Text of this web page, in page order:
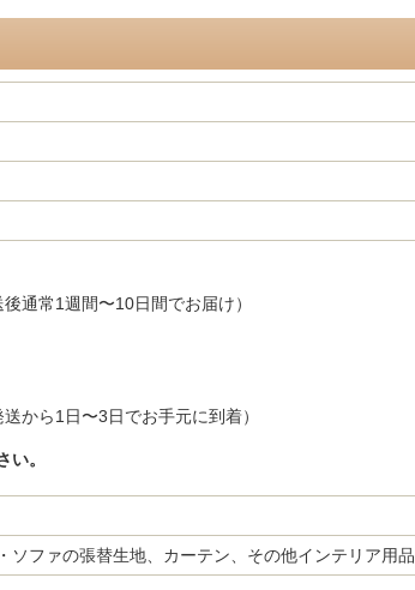
通常1週間〜10日間でお届け）
から1日〜3日でお手元に到着）
。
ソファの張替生地、カーテン、その他インテリア用品